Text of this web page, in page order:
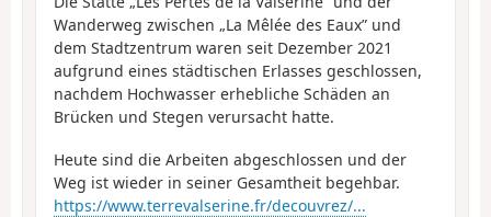
Wanderweg zwischen „La Mêlée des Eaux” und
dem Stadtzentrum waren seit Dezember 2021
aufgrund eines städtischen Erlasses geschlossen,
nachdem Hochwasser erhebliche Schäden an
Brücken und Stegen verursacht hatte.
Heute sind die Arbeiten abgeschlossen und der
Weg ist wieder in seiner Gesamtheit begehbar.
https://www.terrevalserine.fr/decouvrez/...